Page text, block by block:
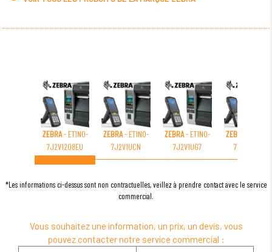
ZEBRA- ET1N0-
7J2V1208EU
ZEBRA- ET1N0-
7J2V1UCN
ZEBRA- ET1N0-
7J2V1UG7
ZEBRA
7J2V1UG2
*Les informations ci-dessus sont non contractuelles, veillez à prendre contact avec le service
commercial.
Vous souhaitez une information, un prix, un devis, vous
pouvez contacter notre service commercial :